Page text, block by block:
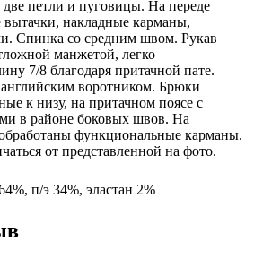
две петли и пуговицы. На переде
вытачки, накладные карманы,
Спинка со средним швом. Рукав
манжетой, легко
7/8 благодаря притачной пате.
воротником. Брюки
к низу, на притачном поясе с
в районе боковых швов. На
функциональные карманы.
от представленной на фото.
п/э 34%, эластан 2%